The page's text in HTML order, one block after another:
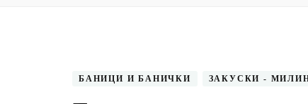
БАНИЦИ И БАНИЧКИ ЗАКУСКИ -